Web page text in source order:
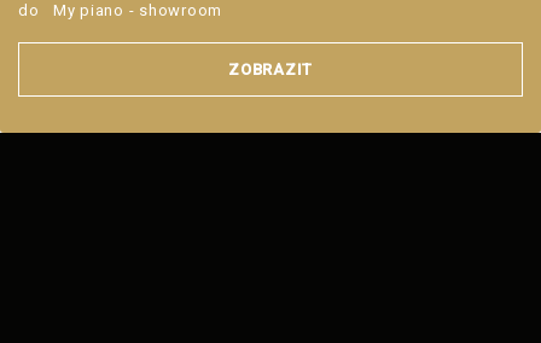
do My piano - showroom
ZOBRAZIT